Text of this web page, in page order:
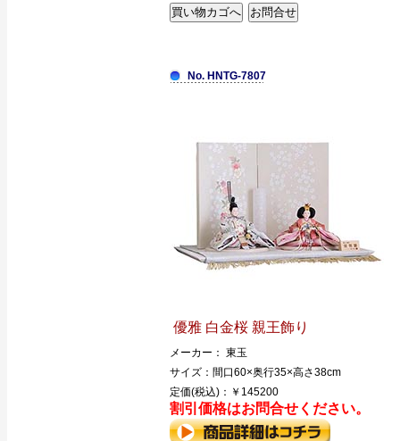
No. HNTG-7807
優雅 白金桜 親王飾り
メーカー： 東玉
サイズ：間口60×奥行35×高さ38cm
定価(税込)：￥145200
割引価格はお問合せください。